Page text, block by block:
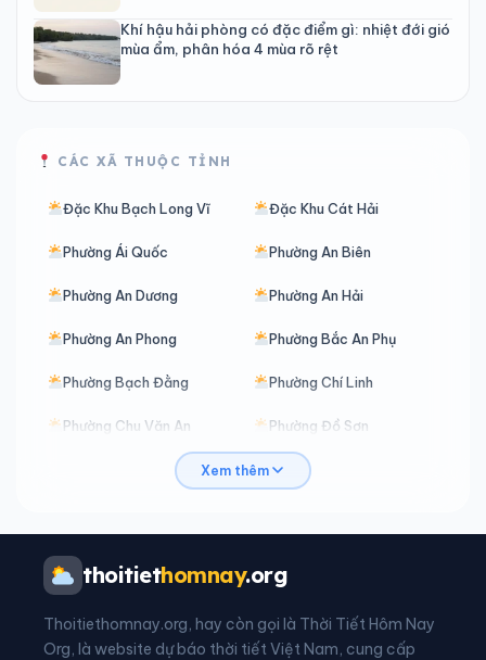
Khí hậu hải phòng có đặc điểm gì: nhiệt đới gió
mùa ẩm, phân hóa 4 mùa rõ rệt
CÁC XÃ THUỘC TỈNH
Đặc Khu Bạch Long Vĩ Đặc Khu Cát Hải
Phường Ái Quốc Phường An Biên
Phường An Dương Phường An Hải
Phường An Phong Phường Bắc An Phụ
Phường Bạch Đằng Phường Chí Linh
Phường Chu Văn An Phường Đồ Sơn
Phường Đông Hải Phường Dương Kinh
Phường Hải Dương
Phường Hồng An
Phường Hưng Đạo Phường Kiến An
Xem thêm
thoitiethomnay.org
Thoitiethomnay.org, hay còn gọi là Thời Tiết Hôm Nay
Org, là website dự báo thời tiết Việt Nam, cung cấp